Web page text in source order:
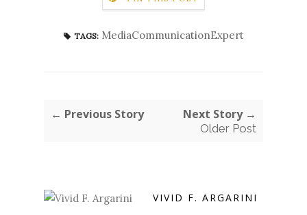
TAGS: MediaCommunicationExpert
← Previous Story Next Story →
Older Post
VIVID F. ARGARINI